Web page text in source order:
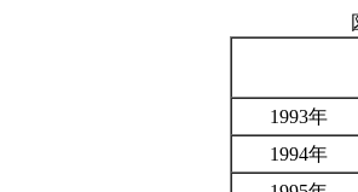
1993年
1994年